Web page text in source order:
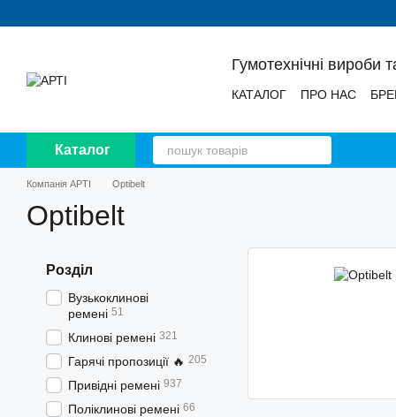
Гумотехнічні вироби
КАТАЛОГ ПРО НАС
Каталог
Компанія АРТІ Optibelt
Optibelt
Розділ
Вузькоклинові
ремені 51
Клинові ремені 321
Гарячі пропозиції 🔥 205
Привідні ремені 937
Поліклинові ремені 66